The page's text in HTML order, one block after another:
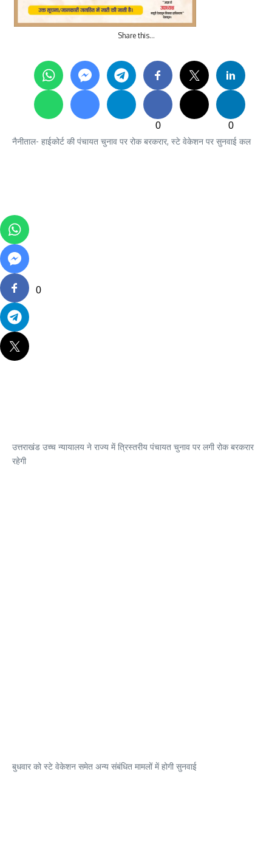
0
Share this…
0
0
नैनीताल- हाईकोर्ट की पंचायत चुनाव पर रोक बरकरार, स्टे वेकेशन पर सुनवाई कल
उत्तराखंड उच्च न्यायालय ने राज्य में त्रिस्तरीय पंचायत चुनाव पर लगी रोक बरकरार
रहेगी
बुधवार को स्टे वेकेशन समेत अन्य संबंधित मामलों में होगी सुनवाई